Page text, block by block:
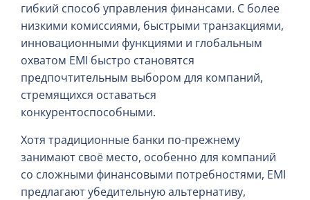
гибкий способ управления финансами. С более
низкими комиссиями, быстрыми транзакциями,
инновационными функциями и глобальным
охватом EMI быстро становятся
предпочтительным выбором для компаний,
стремящихся оставаться
конкурентоспособными.
Хотя традиционные банки по-прежнему
занимают своё место, особенно для компаний
со сложными финансовыми потребностями, EMI
предлагают убедительную альтернативу,